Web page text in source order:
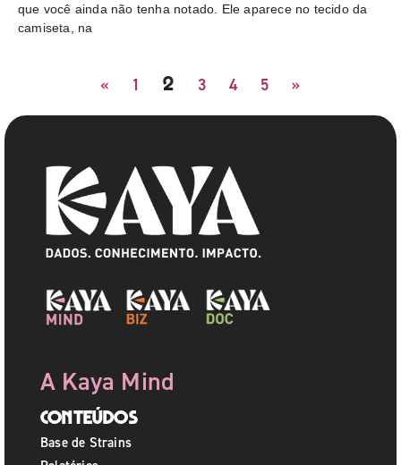
que você ainda não tenha notado. Ele aparece no tecido da
camiseta, na
« 1 2 3 4 5 »
A Kaya Mind
Conteúdos
Base de Strains